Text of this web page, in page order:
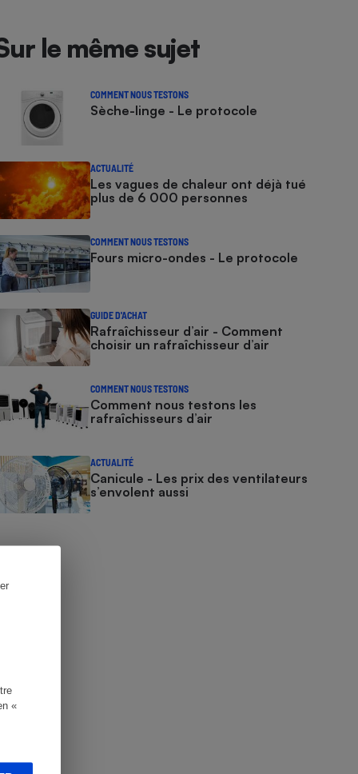
«
le même sujet
COMMENT NOUS TESTONS
Sèche-linge - Le protocole
ACTUALITÉ
Les vagues de chaleur ont déjà tué
plus de 6 000 personnes
COMMENT NOUS TESTONS
Fours micro-ondes - Le protocole
GUIDE D'ACHAT
Rafraîchisseur d’air - Comment
choisir un rafraîchisseur d’air
COMMENT NOUS TESTONS
Comment nous testons les
rafraîchisseurs d’air
ACTUALITÉ
Canicule - Les prix des ventilateurs
s’envolent aussi